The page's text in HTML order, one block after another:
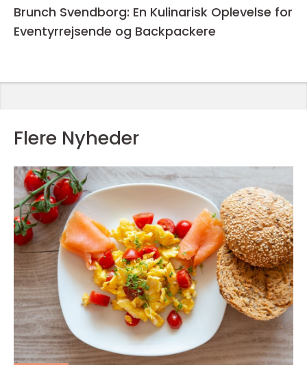
Brunch Svendborg: En Kulinarisk Oplevelse for
Eventyrrejsende og Backpackere
Flere Nyheder